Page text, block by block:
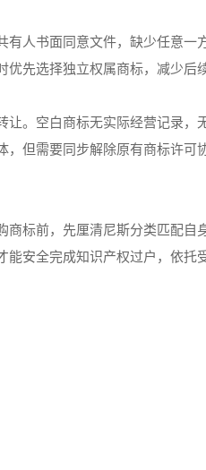
人书面同意文件，缺少任意一
先选择独立权属商标，减少后
。空白商标无实际经营记录，
但需要同步解除原有商标许可
商标前，先厘清尼斯分类匹配自
能安全完成知识产权过户，依托